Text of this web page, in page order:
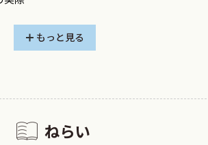
香子
・他
もっと見る
ねらい